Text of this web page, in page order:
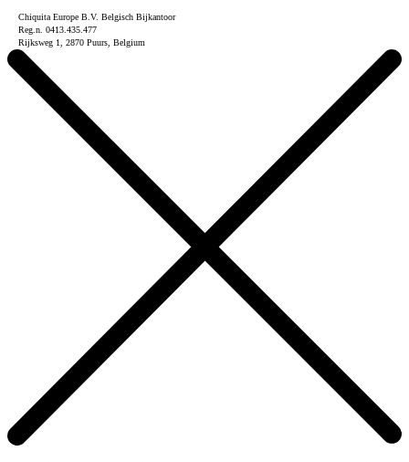
Chiquita Europe B.V. Belgisch Bijkantoor
Reg.n. 0413.435.477
Rijksweg 1, 2870 Puurs, Belgium